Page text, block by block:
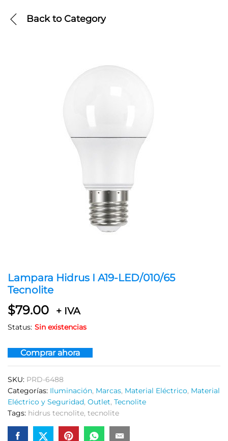
Back toCategory
Lampara Hidrus I A19-LED/010/65
Tecnolite
$79.00 + IVA
Status: Sin existencias
Comprar ahora
SKU: PRD-6488
Categorías: Iluminación, Marcas, Material Eléctrico, Material
Eléctrico y Seguridad, Outlet, Tecnolite
Tags: hidrus tecnolite, tecnolite